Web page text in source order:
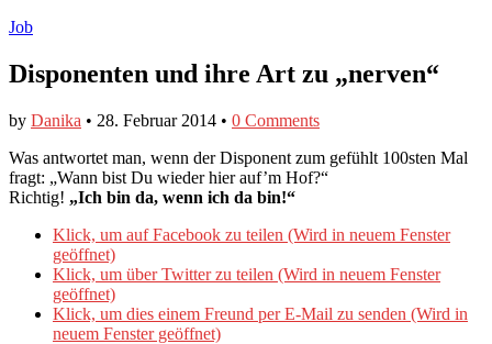
Job
Disponenten und ihre Art zu „nerven“
by Danika • 28. Februar 2014 • 0 Comments
Was antwortet man, wenn der Disponent zum gefühlt 100sten Mal
fragt: „Wann bist Du wieder hier auf’m Hof?“
Richtig! „Ich bin da, wenn ich da bin!“
Klick, um auf Facebook zu teilen (Wird in neuem Fenster
geöffnet)
Klick, um über Twitter zu teilen (Wird in neuem Fenster
geöffnet)
Klick, um dies einem Freund per E-Mail zu senden (Wird in
neuem Fenster geöffnet)